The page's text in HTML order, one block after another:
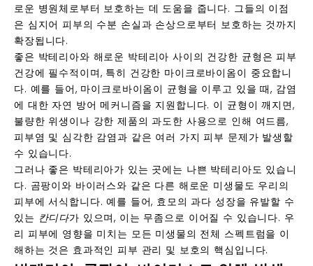
로운 병원체로부터 보호하는 데 도움을 줍니다. 그들의 이점
은 심지어 피부의 수분 손실과 손상으로부터 보호하는 것까지
확장됩니다.
좋은 박테리아와 해로운 박테리아 사이의 건강한 균형은 피부
건강에 필수적이며, 특히 건강한 마이크로바이옴이 중요합니
다. 예를 들어, 마이크로바이옴이 균형을 이루고 있을 때, 감염
에 대한 자연 방어 메커니즘을 지원합니다. 이 균형이 깨지면,
불량한 위생이나 강한 제품의 과도한 사용으로 인해 여드름,
피부염 및 심각한 감염과 같은 여러 가지 피부 문제가 발생할
수 있습니다.
그러나 좋은 박테리아가 있는 곳에는 나쁜 박테리아도 있습니
다. 곰팡이와 바이러스와 같은 다른 해로운 미생물도 우리의
피부에 서식합니다. 예를 들어, 효모의 과다 성장을 유발할 수
있는 칸디다가 있으며, 이는 무좀으로 이어질 수 있습니다. 우
리 피부에 영향을 미치는 모든 미생물의 전체 스펙트럼을 이
해하는 것은 효과적인 피부 관리 및 보호의 핵심입니다.